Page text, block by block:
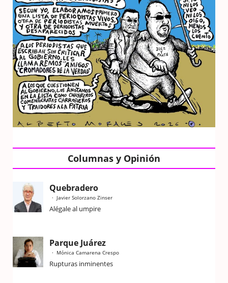
Columnas y Opinión
Quebradero
Javier Solorzano Zinser
Alégale al umpire
Parque Juárez
Mónica Camarena Crespo
Rupturas inminentes